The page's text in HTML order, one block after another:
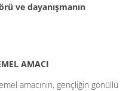
ve dayanışmanın
AMACI
amacının, gençliğin gönüllü